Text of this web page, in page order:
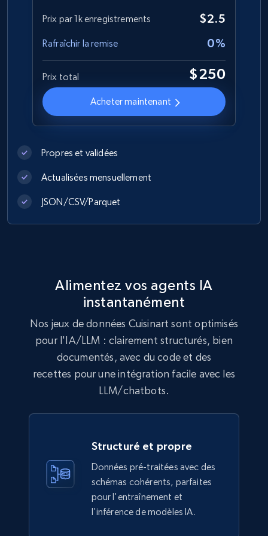
1.1K+ Buy Now
URL, Domain, Marketplace pn, Sku, Other pn,
more.
eCommerce
Lazada - Products
URL, Title, Rating, Reviews, Initial price, Final
price, Currency, Stock, and more.
eCommerce
Ikea - Products
Description, In stock, Color, Size, Reviews
count, Main image, Category url, Category, and
Prix par 1k enregistrements $2.5
Rafraîchir la remise 0%
Prix total $250
Acheter maintenant
Propres et validées
Actualisées mensuellement
JSON/CSV/Parquet
Alimentez vos agents IA
instantanément
Nos jeux de données Cuisinart sont optimisés
pour l'IA/LLM : clairement structurés, bien
documentés, avec du code et des
recettes pour une intégration facile avec les
LLM/chatbots.
Structuré et propre
Données pré-traitées avec des
schémas cohérents, parfaites
pour l'entraînement et
l'inférence de modèles IA.